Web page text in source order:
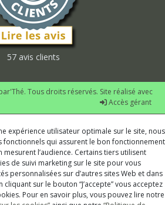
57 avis clients
Tous droits réservés. Site réalisé avec
Accès gérant
expérience utilisateur optimale sur le site, nous
fonctionnels qui assurent le bon fonctionnement
mesurent l’audience. Certains tiers utilisent
de suivi marketing sur le site pour vous
personnalisées sur d’autres sites Web et dans
cliquant sur le bouton “J’accepte” vous acceptez
Pour en savoir plus, vous pouvez lire notre